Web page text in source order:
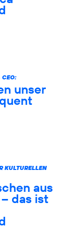
CEO:
unser
KULTURELLEN
aus
das ist